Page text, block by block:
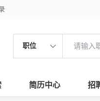
职位
简历中心 招